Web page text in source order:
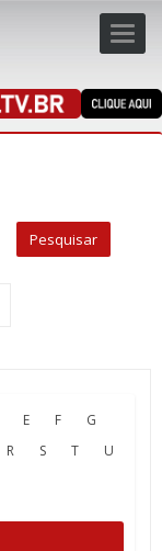
E F
G
R S T
U